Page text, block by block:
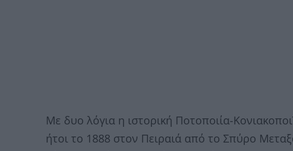
Με δυο λόγια η ιστορική Ποτοποιία-
ήτοι το 1888 στον Πειραιά από το Σπύρο